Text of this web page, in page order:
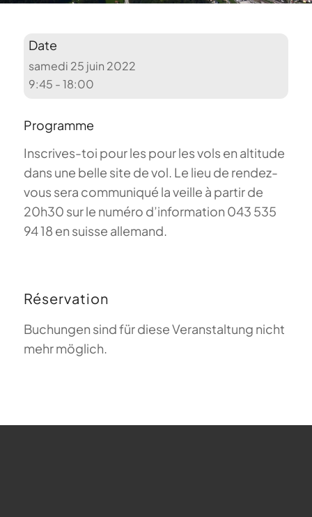
Date
samedi 25 juin 2022
9:45 - 18:00
Programme
Inscrives-toi pour les pour les vols en altitude
dans une belle site de vol. Le lieu de rendez-
vous sera communiqué la veille à partir de
20h30 sur le numéro d’information 043 535
94 18 en suisse allemand.
Réservation
Buchungen sind für diese Veranstaltung nicht
mehr möglich.